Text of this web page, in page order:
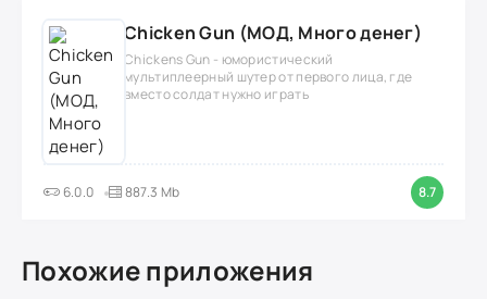
Chicken Gun (МОД, Много денег)
Chickens Gun - юмористический
мультиплеерный шутер от первого лица, где
вместо солдат нужно играть
6.0.0 887.3 Mb 8.7
Похожие приложения